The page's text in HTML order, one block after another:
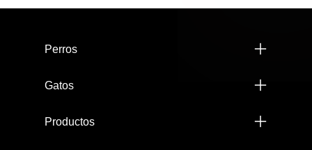
Perros
Gatos
Productos